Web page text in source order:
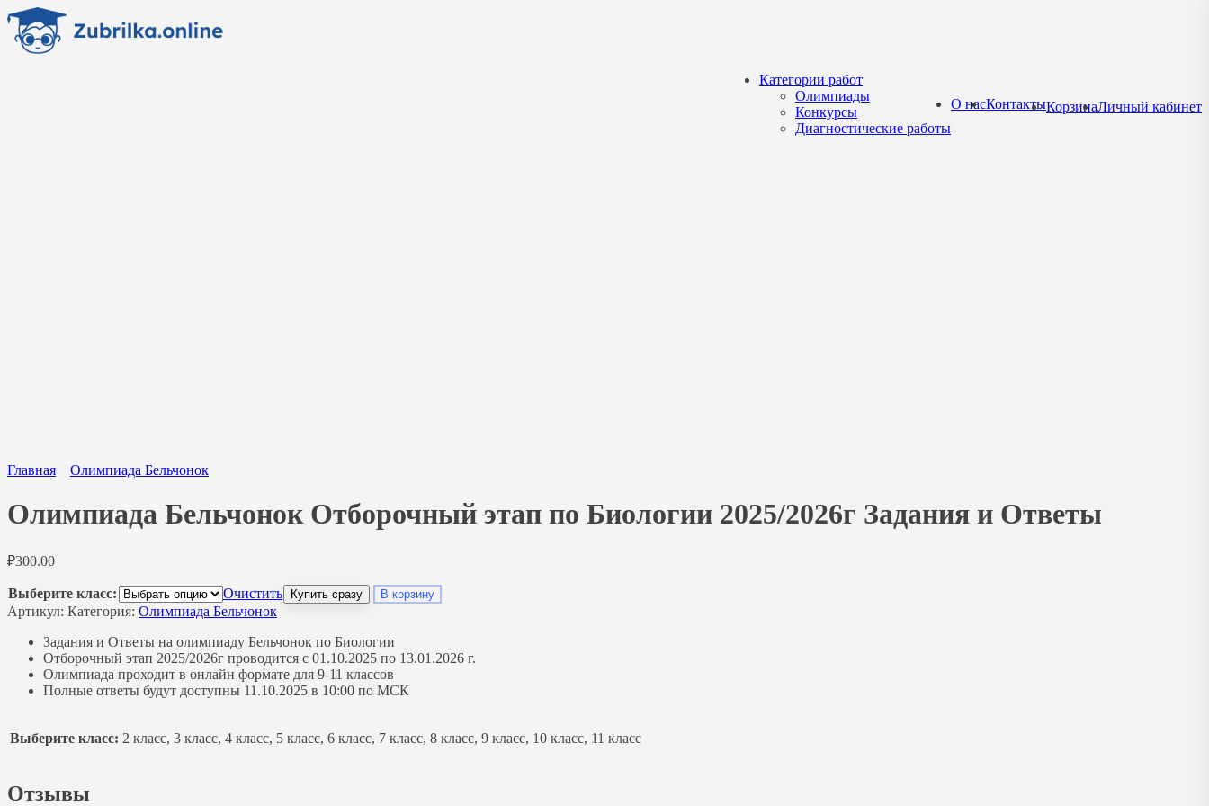
Перейти
содержанию
Категории работ
Олимпиады
Конкурсы
Диагностические работы
О насКонтактыКорзинаЛичный кабинет
Главная Олимпиада Бельчонок
Олимпиада Бельчонок Отборочный этап по Биологии 2025/2026г Задания и Ответы
₽300.00
Выберите класс: Очистить Купить сразу В корзину
Артикул: Категория: Олимпиада Бельчонок
Задания и Ответы на олимпиаду Бельчонок по Биологии
Отборочный этап 2025/2026г проводится с 01.10.2025 по 13.01.2026 г.
Олимпиада проходит в онлайн формате для 9-11 классов
Полные ответы будут доступны 11.10.2025 в 10:00 по МСК
Выберите класс: 2 класс, 3 класс, 4 класс, 5 класс, 6 класс, 7 класс, 8 класс, 9 класс, 10 класс, 11 класс
Отзывы